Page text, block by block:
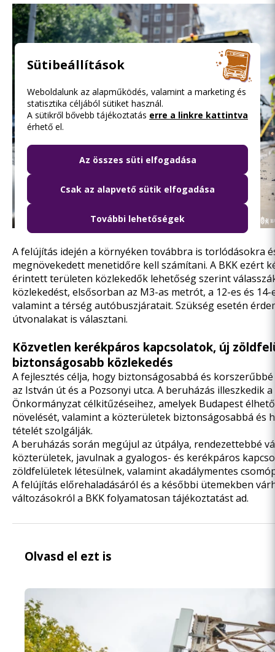
A felújítás idején a környéken továbbra is torlódásokra
megnövekedett menetidőre kell számítani. A BKK ezért
érintett területen közlekedők lehetőség szerint
közlekedést, elsősorban az M3-as metrót, a 12-es és 14-
valamint a térség autóbuszjáratait. Szükség esetén
útvonalakat is választani.
Közvetlen kerékpáros kapcsolatok, új
biztonságosabb közlekedés
A fejlesztés célja, hogy biztonságosabbá és
az István út és a Pozsonyi utca. A beruházás illeszkedik
Önkormányzat célkitűzéseihez, amelyek Budapest
növelését, valamint a közterületek biztonságosabbá és
tételét szolgálják.
A beruházás során megújul az útpálya, rendezettebbé
közterületek, javulnak a gyalogos- és kerékpáros
zöldfelületek létesülnek, valamint akadálymentes
A felújítás előrehaladásáról és a későbbi ütemekben
változásokról a BKK folyamatosan tájékoztatást ad.
Olvasd el ezt is
Sütibeállítások
Weboldalunk az alapműködés, valamint a marketing és
statisztika céljából sütiket használ.
A sütikről bővebb tájékoztatás erre a linkre kattintva
érhető el.
Az összes süti elfogadása
Csak az alapvető sütik elfogadása
További lehetőségek